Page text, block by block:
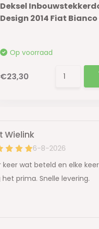
Deksel
Design 2014 Fiat Bianco
Op voorraad
€23,30